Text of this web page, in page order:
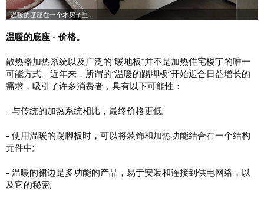
温暖的底座 - 价格。
散热器加热系统以及广泛的“暖地板”并不是加热住宅楼宇的唯一
可能方式。近年来，所谓的“温暖的踢脚板”开始迎合日益增长的
需求，吸引了许多消费者，具有以下可能性：
- 与传统的加热系统相比，最终价格更低;
- 使用温暖的踢脚板时，可以将装饰和加热功能结合在一个结构
元件中;
- 温暖的裙边是多功能的产品，易于安装和连接到供电网络，以
及它的秘密;